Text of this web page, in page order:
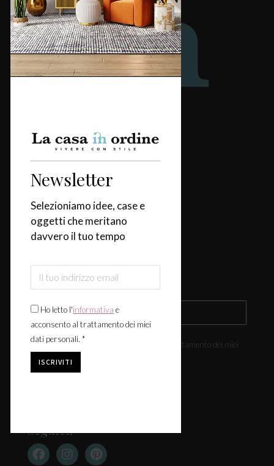
Categorie
Casa
Design & Tendenze
Tavola
Iscriviti alla newsletter
Ho letto l'informativa
e acconsento al trattamento dei miei
dati personali. *
Seguici:
Newsletter
Selezioniamo idee, case e
oggetti che meritano
davvero il tuo tempo
Ho letto l'informativa e
acconsento al trattamento dei miei
dati personali. *